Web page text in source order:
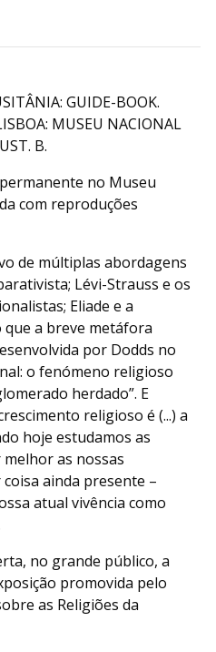
GUIDE-BOOK.
MUSEU NACIONAL
B.
no Museu
com reproduções
de múltiplas abordagens
Lévi-Strauss e os
Eliade e a
que a breve metáfora
por Dodds no
o fenómeno religioso
herdado”. E
religioso é (...) a
hoje estudamos as
as nossas
ainda presente –
atual vivência como
no grande público, a
promovida pelo
as Religiões da